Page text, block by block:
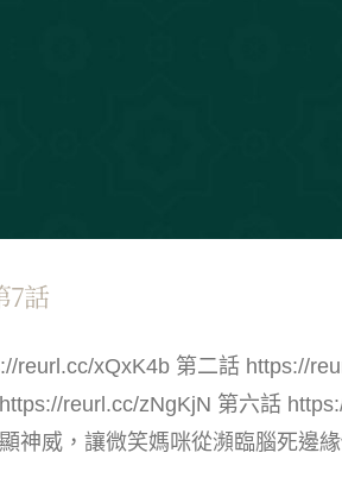
7話
xQxK4b 第二話 https://
reurl.cc/zNgKjN 第六話
神威，讓微笑媽咪從瀕臨腦死邊